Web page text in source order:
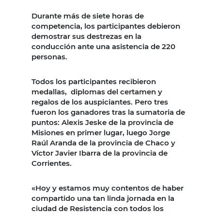
Durante más de siete horas de
competencia, los participantes debieron
demostrar sus destrezas en la
conducción ante una asistencia de 220
personas.
Todos los participantes recibieron
medallas, diplomas del certamen y
regalos de los auspiciantes. Pero tres
fueron los ganadores tras la sumatoria de
puntos: Alexis Jeske de la provincia de
Misiones en primer lugar, luego Jorge
Raúl Aranda de la provincia de Chaco y
Víctor Javier Ibarra de la provincia de
Corrientes.
«Hoy y estamos muy contentos de haber
compartido una tan linda jornada en la
ciudad de Resistencia con todos los